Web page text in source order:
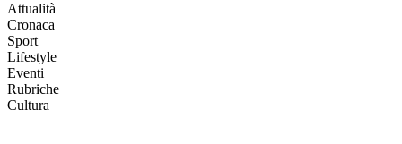
Attualità
Cronaca
Sport
Lifestyle
Eventi
Rubriche
Cultura